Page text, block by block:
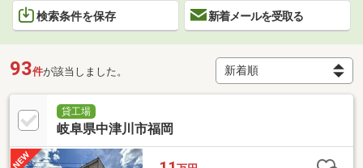
検索条件を保存 新着メールを受取る
93件が該当しました。
貸工場
岐阜県中津川市福岡